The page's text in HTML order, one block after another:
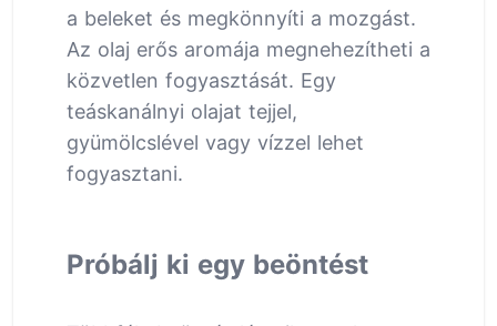
a beleket és megkönnyíti a mozgást.
Az olaj erős aromája megnehezítheti a
közvetlen fogyasztását. Egy
teáskanálnyi olajat tejjel,
gyümölcslével vagy vízzel lehet
fogyasztani.
Próbálj ki egy beöntést